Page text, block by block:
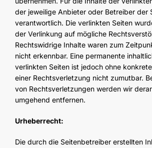
der jeweilige Anbieter oder Betreiber der
verantwortlich. Die verlinkten Seiten
der Verlinkung auf mögliche
Rechtswidrige Inhalte waren zum
nicht erkennbar. Eine permanente
verlinkten Seiten ist jedoch ohne
einer Rechtsverletzung nicht zumutbar.
von Rechtsverletzungen werden wir
umgehend entfernen.
Urheberrecht:
Die durch die Seitenbetreiber erstellten